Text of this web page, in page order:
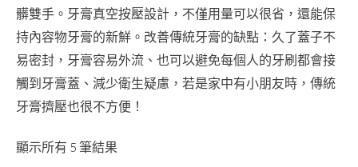
髒雙手。牙膏真空按壓設計，不僅用量可以很省，還能保
持內容物牙膏的新鮮。改善傳統牙膏的缺點：久了蓋子不
易密封，牙膏容易外流、也可以避免每個人的牙刷都會接
觸到牙膏蓋、減少衛生疑慮，若是家中有小朋友時，傳統
牙膏擠壓也很不方便！
顯示所有 5 筆結果